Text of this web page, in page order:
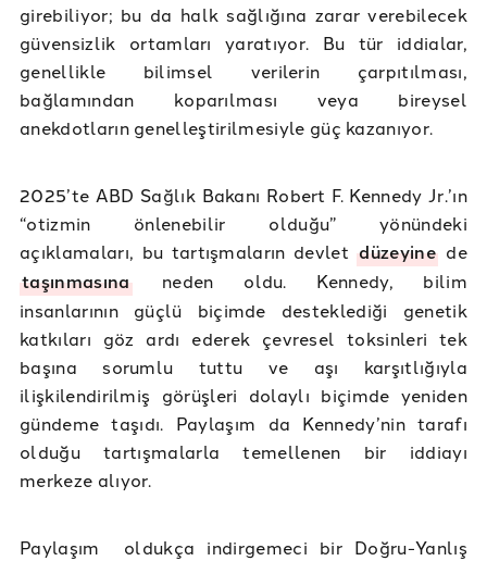
girebiliyor; bu da halk sağlığına zarar verebilecek
güvensizlik ortamları yaratıyor. Bu tür iddialar,
genellikle bilimsel verilerin çarpıtılması,
bağlamından koparılması veya bireysel
anekdotların genelleştirilmesiyle güç kazanıyor.
2025’te ABD Sağlık Bakanı Robert F. Kennedy Jr.’ın
“otizmin önlenebilir olduğu” yönündeki
açıklamaları, bu tartışmaların devletdüzeyinede
taşınmasınaneden oldu. Kennedy, bilim
insanlarının güçlü biçimde desteklediği genetik
katkıları göz ardı ederek çevresel toksinleri tek
başına sorumlu tuttu ve aşı karşıtlığıyla
ilişkilendirilmiş görüşleri dolaylı biçimde yeniden
gündeme taşıdı. Paylaşım da Kennedy’nin tarafı
olduğu tartışmalarla temellenen bir iddiayı
merkeze alıyor.
Paylaşım oldukça indirgemeci bir Doğru-Yanlış